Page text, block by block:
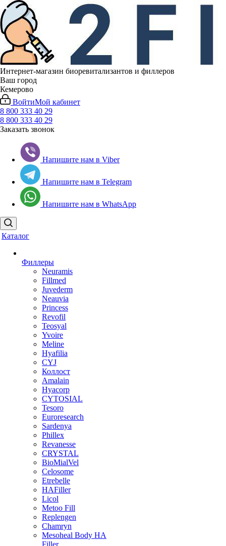
Интернет-магазин биоревитализантов и филлеров
Ваш город
Кемерово
ВойтиМой кабинет
8 800 333 40 29
8 800 333 40 29
Заказать звонок
Напишите нам в Viber
Напишите нам в Telegram
Напишите нам в WhatsApp
Каталог
Филлеры
Neuramis
Fillmed
Juvederm
Neauvia
Princess
Revofil
Teosyal
Yvoire
Meline
Hyafilia
CYJ
Коллост
Amalain
Hyacorp
CYTOSIAL
Tesoro
Euroresearch
Sardenya
Phillex
Revanesse
CRYSTAL
BioMialVel
Celosome
Etrebelle
HAFiller
Licol
Metoo Fill
Replengen
Chamryn
Mesoheal Body HA
Filler